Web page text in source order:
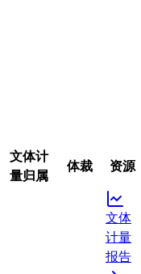
文体计
量归属
体裁 资源
文体
计量
报告